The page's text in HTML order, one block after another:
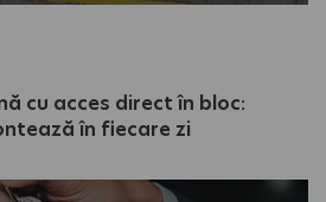
cu acces direct în bloc:
în fiecare zi